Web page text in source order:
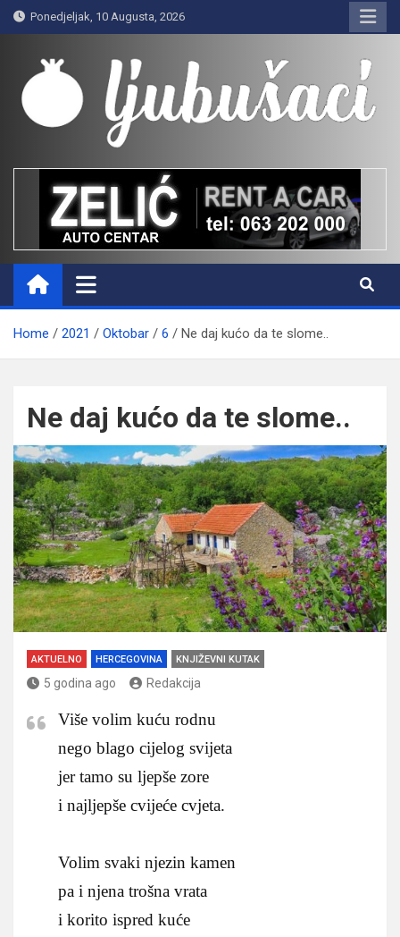
Skip
to
content
Ponedjeljak, 10 Augusta, 2026
Ljubušaci
Svom voljenom gradu
Home 2021 Oktobar 6 Ne daj kućo da te slome..
Ne daj kućo da te slome..
AKTUELNO HERCEGOVINA KNJIŽEVNI KUTAK
5 godina ago Redakcija
Više volim kuću rodnu
nego blago cijelog svijeta
jer tamo su ljepše zore
i najljepše cvijeće cvjeta.
Volim svaki njezin kamen
pa i njena trošna vrata
i korito ispred kuće